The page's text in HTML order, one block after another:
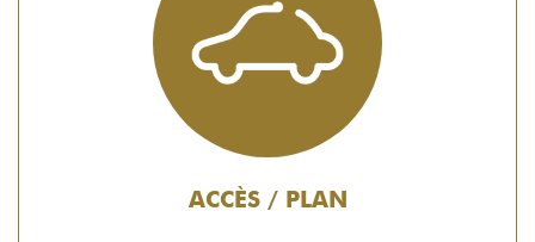
ACCÈS / PLAN